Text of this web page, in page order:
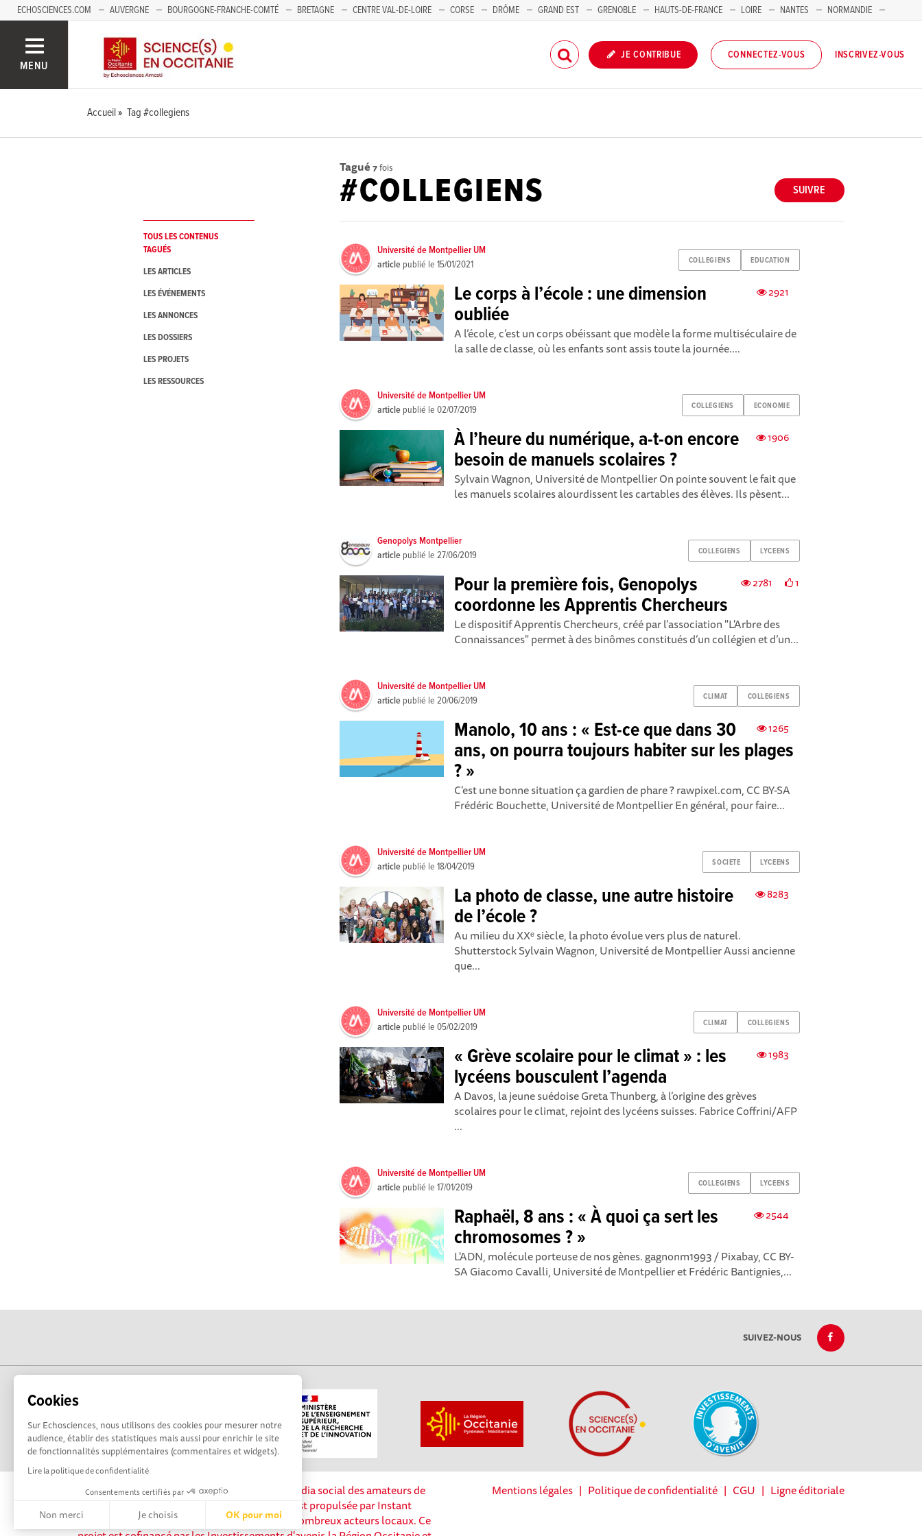
Cookies
Sur Echosciences, nous utilisons des cookies pour mesurer notre
audience, établir des statistiques mais aussi pour enrichir le site
de fonctionnalités supplémentaires (commentaires et widgets).
Lire la politique de confidentialité
Consentements certifiés par
Non merci Je choisis OK pour moi
ECHOSCIENCES.COM AUVERGNE BOURGOGNE-FRANCHE-COMTÉ BRETAGNE CENTRE VAL-DE-LOIRE CORSE DRÔME GRAND EST GRENOBLE HAUTS-DE-FRANCE LOIRE NANTES
NORMANDIE
MENU
JE CONTRIBUE CONNECTEZ-VOUS INSCRIVEZ-VOUS
Accueil Tag #collegiens
TOUS LES CONTENUS
TAGUÉS
LES ARTICLES
LES ÉVÉNEMENTS
LES ANNONCES
LES DOSSIERS
LES PROJETS
LES RESSOURCES
Tagué 7fois
SUIVRE
#COLLEGIENS
COLLEGIENS EDUCATION
Université de Montpellier UM
article publié le15/01/2021
2921
Le corps à l’école : une dimension
oubliée
A l’école, c’est un corps obéissant que modèle la forme multiséculaire de
la salle de classe, où les enfants sont assis toute la journée....
COLLEGIENS ECONOMIE
Université de Montpellier UM
article publié le02/07/2019
1906
À l’heure du numérique, a-t-on encore
besoin de manuels scolaires ?
Sylvain Wagnon, Université de Montpellier On pointe souvent le fait que
les manuels scolaires alourdissent les cartables des élèves. Ils pèsent...
COLLEGIENS LYCEENS
Genopolys Montpellier
article publié le27/06/2019
2781 1
Pour la première fois, Genopolys
coordonne les Apprentis Chercheurs
Le dispositif Apprentis Chercheurs, créé par l'association "L'Arbre des
Connaissances" permet à des binômes constitués d’un collégien et d’un...
CLIMAT COLLEGIENS
Université de Montpellier UM
article publié le20/06/2019
1265
Manolo, 10 ans : « Est-ce que dans 30
ans, on pourra toujours habiter sur les plages
? »
C’est une bonne situation ça gardien de phare ? rawpixel.com, CC BY-SA
Frédéric Bouchette, Université de Montpellier En général, pour faire...
SOCIETE LYCEENS
Université de Montpellier UM
article publié le18/04/2019
8283
La photo de classe, une autre histoire
de l’école ?
Au milieu du XXᵉ siècle, la photo évolue vers plus de naturel.
Shutterstock Sylvain Wagnon, Université de Montpellier Aussi ancienne
que...
CLIMAT COLLEGIENS
Université de Montpellier UM
article publié le05/02/2019
1983
« Grève scolaire pour le climat » : les
lycéens bousculent l’agenda
A Davos, la jeune suédoise Greta Thunberg, à l’origine des grèves
scolaires pour le climat, rejoint des lycéens suisses. Fabrice Coffrini/AFP
...
COLLEGIENS LYCEENS
Université de Montpellier UM
article publié le17/01/2019
2544
Raphaël, 8 ans : « À quoi ça sert les
chromosomes ? »
L'ADN, molécule porteuse de nos gènes. gagnonm1993 / Pixabay, CC BY-
SA Giacomo Cavalli, Université de Montpellier et Frédéric Bantignies,...
SUIVEZ-NOUS
La plateforme Science(s) en Occitanie est le média social des amateurs de
sciences et de technologies du territoire. Elle est propulsée par Instant
Science, avec la participation et le soutien de nombreux acteurs locaux. Ce
Mentions légales| Politique de confidentialité| CGU | Ligne éditoriale